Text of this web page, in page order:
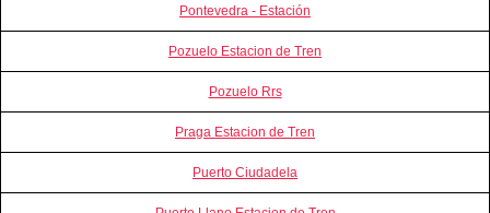
Pontevedra - Estación
Pozuelo Estacion de Tren
Pozuelo Rrs
Praga Estacion de Tren
Puerto Ciudadela